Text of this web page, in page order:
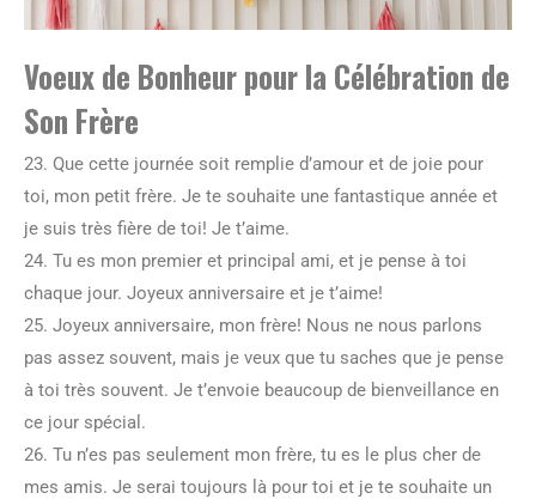
Voeux de Bonheur pour la Célébration de
Son Frère
23. Que cette journée soit remplie d’amour et de joie pour
toi, mon petit frère. Je te souhaite une fantastique année et
je suis très fière de toi! Je t’aime.
24. Tu es mon premier et principal ami, et je pense à toi
chaque jour. Joyeux anniversaire et je t’aime!
25. Joyeux anniversaire, mon frère! Nous ne nous parlons
pas assez souvent, mais je veux que tu saches que je pense
à toi très souvent. Je t’envoie beaucoup de bienveillance en
ce jour spécial.
26. Tu n’es pas seulement mon frère, tu es le plus cher de
mes amis. Je serai toujours là pour toi et je te souhaite un